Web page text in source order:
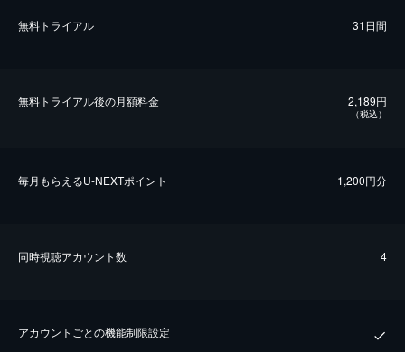
無料トライアル 31日間
無料トライアル後の⽉額料金 2,189円
（税込）
毎⽉もらえるU-NEXTポイント 1,200円分
同時視聴アカウント数 4
アカウントごとの機能制限設定